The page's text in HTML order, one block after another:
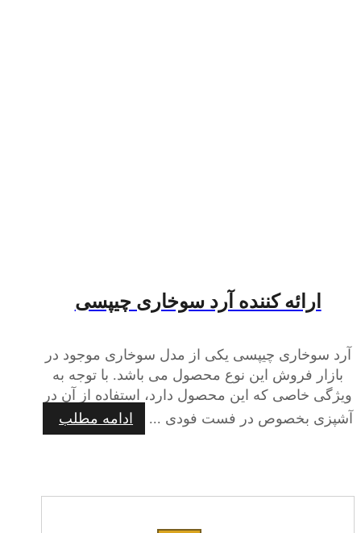
ارائه کننده آرد سوخاری چیپسی
آرد سوخاری چیپسی یکی از مدل سوخاری موجود در
بازار فروش این نوع محصول می باشد. با توجه به
ویژگی‌ خاصی که این محصول دارد، استفاده از آن در
آشپزی بخصوص در فست فودی ...
ادامه مطلب